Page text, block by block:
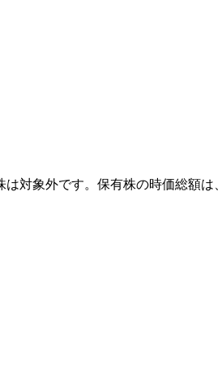
対象外です。保有株の時価総額は